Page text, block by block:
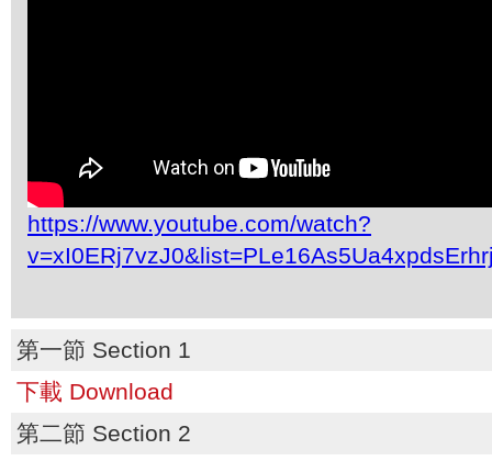
https://www.youtube.com/watch?
第一節 Section 1
下載 Download
第二節 Section 2